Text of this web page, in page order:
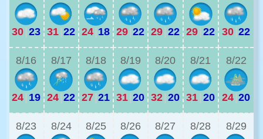
30|23 31|22 24|18 29|22 29|22 29|22 30|22
8/16
24| 19
8/17
24|22
8/18
27|21
8/19
31|20
8/20
32|20
8/21
31|20
8/22
24|20
8/23 8/24 8/25 8/26 8/27 8/28 8/29